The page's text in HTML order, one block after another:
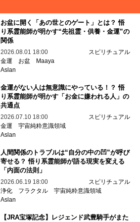
お盆に開く「あの世とのゲート」とは？ 悟
り系霊能師が明かす“先祖霊・供養・金運”の
関係
2026.08.01 18:00
スピリチュアル
金運
お盆
Maaya
Aslan
金運がない人は無意識にやっている！？ 悟
り系霊能師が明かす「お金に嫌われる人」の
共通点
2026.07.10 18:00
スピリチュアル
金運 宇宙純粋意識領域
Aslan
人間関係のトラブルは“自分の中の凹”が呼び
寄せる？ 悟り系霊能師が語る現実を変える
「内面の法則」
2026.06.19 18:00
スピリチュアル
浄化
フラクタル 宇宙純粋意識領域
Aslan
【JRA宝塚記念】レジェンド武豊騎手がまた